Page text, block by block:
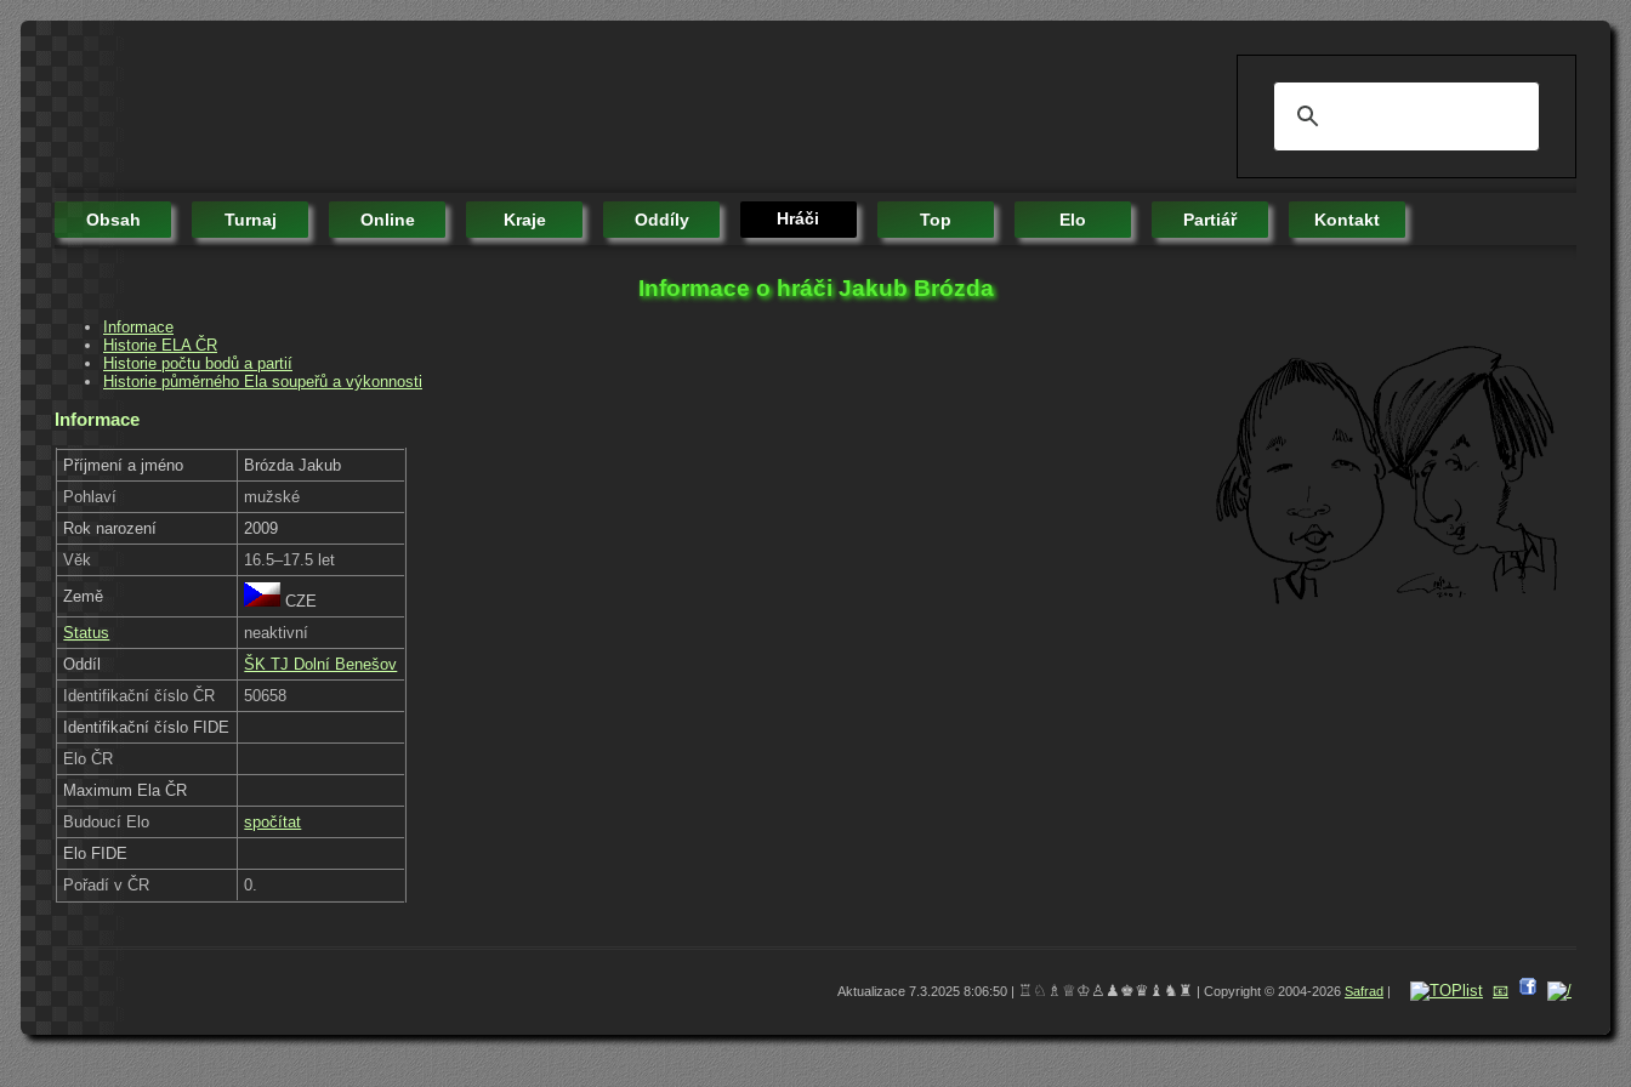
Obsah Turnaj Online Kraje Oddíly Hráči Top Elo Partiář Kontakt
Informace o hráči Jakub Brózda
Informace
Historie ELA ČR
Historie počtu bodů a partií
Historie půměrného Ela soupeřů a výkonnosti
Informace
Příjmení a jméno
Brózda Jakub
Pohlaví
mužské
Rok narození
2009
Věk
16.5–17.5 let
Země
CZE
Status
neaktivní
Oddíl
ŠK TJ Dolní Benešov
Identifikační číslo ČR
50658
Identifikační číslo FIDE
Elo ČR
Maximum Ela ČR
Budoucí Elo
spočítat
Elo FIDE
Pořadí v ČR
0.
Aktualizace 7.3.2025 8:06:50 | ♖♘♗♕♔♙♟♚♛♝♞♜ | Copyright © 2004-2026 Safrad | 📧